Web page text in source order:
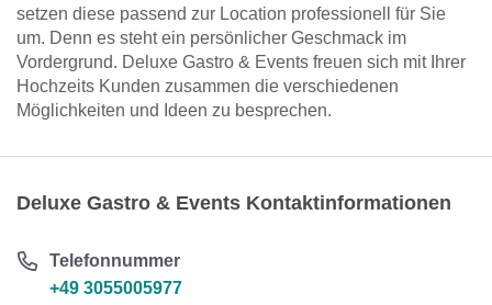
setzen diese passend zur Location professionell für Sie
um. Denn es steht ein persönlicher Geschmack im
Vordergrund. Deluxe Gastro & Events freuen sich mit Ihrer
Hochzeits Kunden zusammen die verschiedenen
Möglichkeiten und Ideen zu besprechen.
Deluxe Gastro & Events Kontaktinformationen
Telefonnummer
+49 3055005977